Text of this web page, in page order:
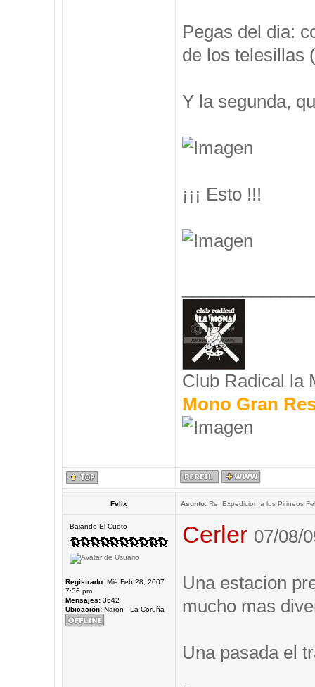
Pegas del dia:
de los telesillas
Y la segunda,
¡¡¡ Esto !!!
Club Radical la
Mono Gran
Felix Asunto:Re: Expedicion a los Pirineos
Bajando El Cueto
Registrado:Mié Feb 28, 2007
7:36 pm
Mensajes:3642
Ubicación:Naron - La Coruña
Cerler 07/08/
Una estacion
mucho mas
Una pasada el